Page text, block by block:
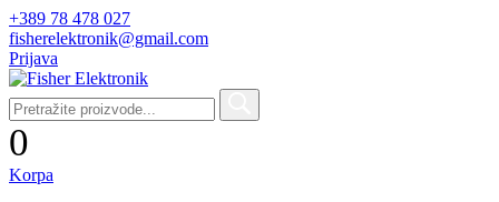
+389 78 478 027
fisherelektronik@gmail.com
Prijava
0
Korpa